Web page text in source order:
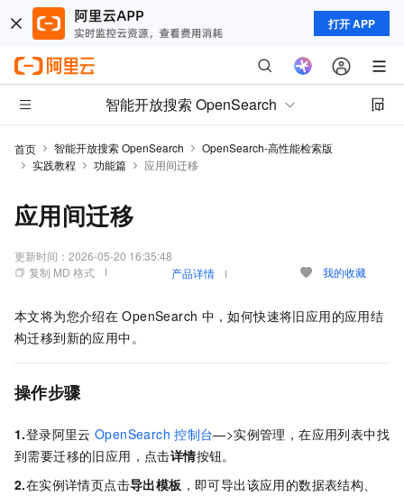
打开 APP
智能开放搜索 OpenSearch
首页 智能开放搜索 OpenSearch
OpenSearch-高性能检索版
实践教程
功能篇 应用间迁移
应用间迁移
更新时间： 2026-05-20 16:35:48
复制 MD 格式
产品详情 我的收藏
本文将为您介绍在 OpenSearch 中，如何快速将旧应用的应用结
构迁移到新的应用中。
操作步骤
1.登录阿里云 OpenSearch 控制台—>实例管理，在应用列表中找
到需要迁移的旧应用，点击详情按钮。
2.在实例详情页点击导出模板 ，即可导出该应用的数据表结构、